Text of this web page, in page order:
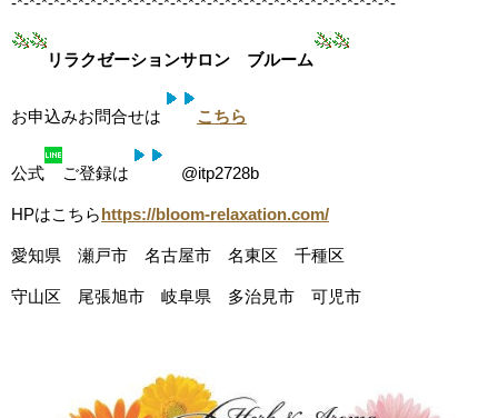
リラクゼーションサロン ブルーム
お申込みお問合せは こちら
公式 ご登録は @itp2728b
HPはこちらhttps://bloom-relaxation.com/
愛知県 瀬戸市 名古屋市 名東区 千種区
守山区 尾張旭市 岐阜県 多治見市 可児市